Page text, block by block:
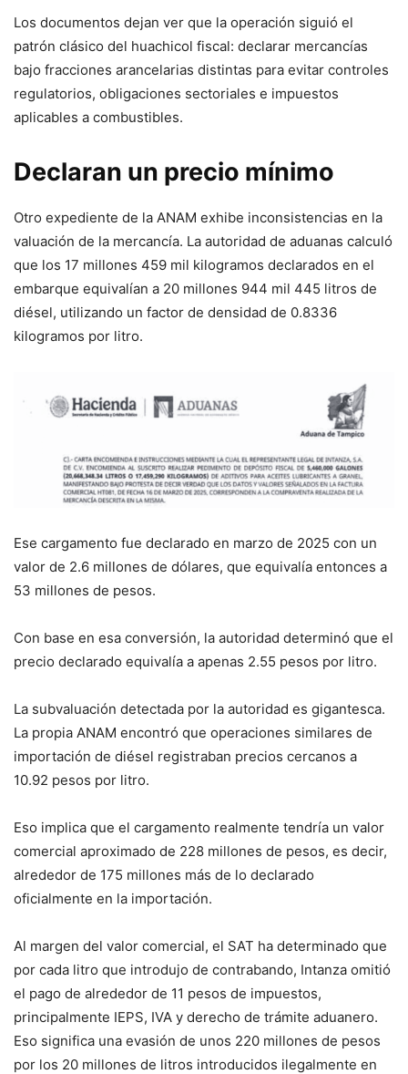
Los documentos dejan ver que la operación siguió el
patrón clásico del huachicol fiscal: declarar mercancías
bajo fracciones arancelarias distintas para evitar controles
regulatorios, obligaciones sectoriales e impuestos
aplicables a combustibles.
Declaran un precio mínimo
Otro expediente de la ANAM exhibe inconsistencias en la
valuación de la mercancía. La autoridad de aduanas calculó
que los 17 millones 459 mil kilogramos declarados en el
embarque equivalían a 20 millones 944 mil 445 litros de
diésel, utilizando un factor de densidad de 0.8336
kilogramos por litro.
Ese cargamento fue declarado en marzo de 2025 con un
valor de 2.6 millones de dólares, que equivalía entonces a
53 millones de pesos.
Con base en esa conversión, la autoridad determinó que el
precio declarado equivalía a apenas 2.55 pesos por litro.
La subvaluación detectada por la autoridad es gigantesca.
La propia ANAM encontró que operaciones similares de
importación de diésel registraban precios cercanos a
10.92 pesos por litro.
Eso implica que el cargamento realmente tendría un valor
comercial aproximado de 228 millones de pesos, es decir,
alrededor de 175 millones más de lo declarado
oficialmente en la importación.
Al margen del valor comercial, el SAT ha determinado que
por cada litro que introdujo de contrabando, Intanza omitió
el pago de alrededor de 11 pesos de impuestos,
principalmente IEPS, IVA y derecho de trámite aduanero.
Eso significa una evasión de unos 220 millones de pesos
por los 20 millones de litros introducidos ilegalmente en